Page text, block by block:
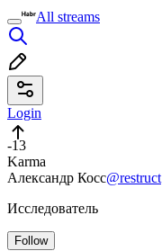
All streams
Login
-13
Karma
Александр Косс@restruct
Исследователь
Follow